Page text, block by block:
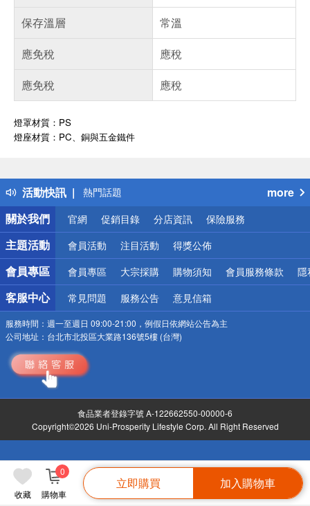
收藏 購物車
0
立即購買 加入購物車
保存溫層
常溫
應免稅
應稅
應免稅
應稅
燈罩材質：PS
燈座材質：PC、銅與五金鐵件
活動快訊
得獎公告
熱門話題
銀行優惠
偏遠地區配送
詐騙網頁！請小心！
more
關於我們
官網 促銷目錄 分店資訊 保險服務
主題活動 會員活動 注目活動 得獎公佈
會員專區 會員專區 大宗採購 購物須知 會員服務條款 隱
客服中心 常見問題 服務公告 意見信箱
服務時間： 週一至週日 09:00-21:00，例假日依網站公告為主
公司地址： 台北市北投區大業路136號5樓 (台灣)
食品業者登錄字號 A-122662550-00000-6
Copyright©2026 Uni-Prosperity Lifestyle Corp. All Right Reserved